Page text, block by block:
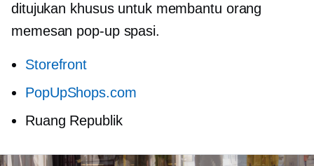
ditujukan khusus untuk membantu orang
memesan pop-upspasi.
Storefront
PopUpShops.com
Ruang Republik